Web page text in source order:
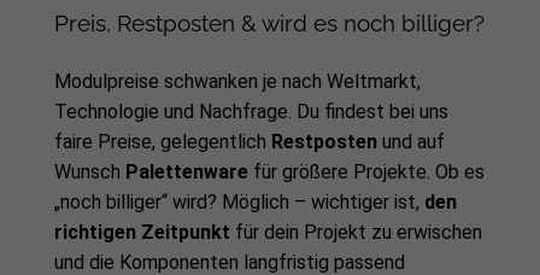
Preis, Restposten & wird es noch billiger?
Modulpreise schwanken je nach Weltmarkt,
Technologie und Nachfrage. Du findest bei uns
faire Preise, gelegentlich Restposten und auf
Wunsch Palettenware für größere Projekte. Ob es
„noch billiger“ wird? Möglich – wichtiger ist, den
richtigen Zeitpunkt für dein Projekt zu erwischen
und die Komponenten langfristig passend